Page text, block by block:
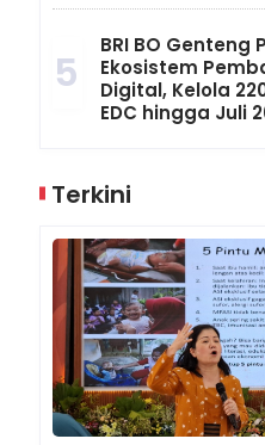
5
BRI BO Genteng
Ekosistem
Digital, Kelola
EDC hingga Juli
Terkini